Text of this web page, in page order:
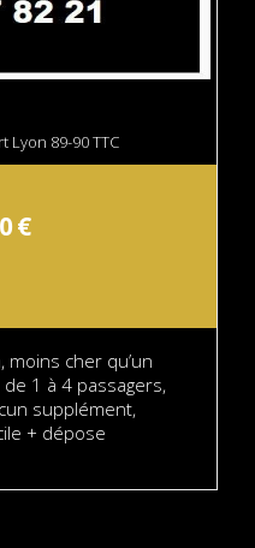
Lyon 89-90 TTC
€
moins cher qu’un
1 à 4 passagers,
supplément,
+ dépose